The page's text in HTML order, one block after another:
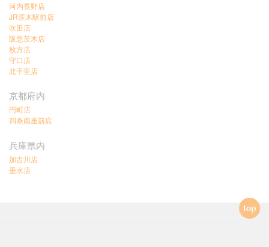
河内長野店
JR茨木駅前店
吹田店
阪急茨木店
枚方店
守口店
北千里店
京都府内
円町店
四条南座前店
兵庫県内
加古川店
垂水店